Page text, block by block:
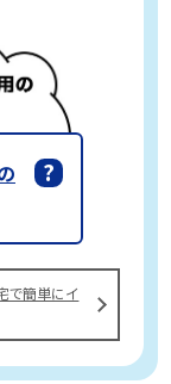
で簡単にイ